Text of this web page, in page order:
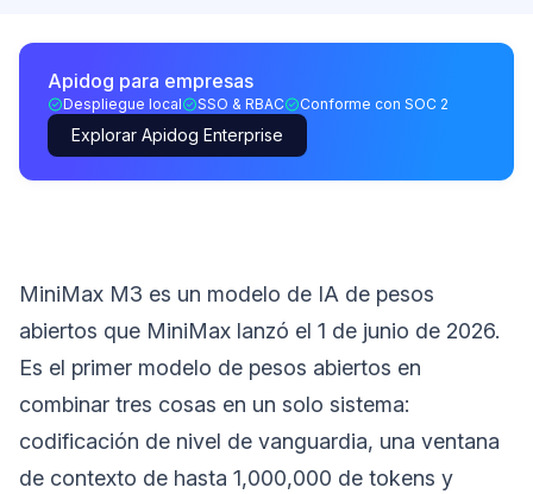
Apidog para empresas
Despliegue local SSO & RBAC Conforme con SOC 2
Explorar Apidog Enterprise
MiniMax M3 es un modelo de IA de pesos
abiertos que MiniMax lanzó el 1 de junio de 2026.
Es el primer modelo de pesos abiertos en
combinar tres cosas en un solo sistema:
codificación de nivel de vanguardia, una ventana
de contexto de hasta 1,000,000 de tokens y